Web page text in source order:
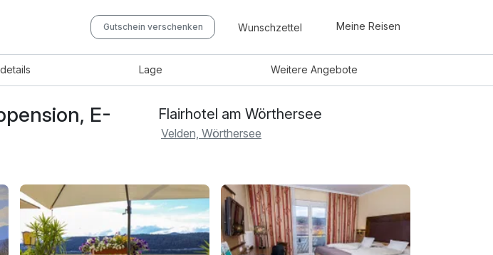
Gutschein verschenken Wunschzettel Meine Reisen
details Lage WeitereAngebote
E-
Flairhotel am Wörthersee
Velden, Wörthersee